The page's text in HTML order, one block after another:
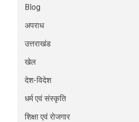
Blog
अपराध
उत्तराखंड
खेल
देश-विदेश
धर्म एवं संस्कृति
शिक्षा एवं रोजगार